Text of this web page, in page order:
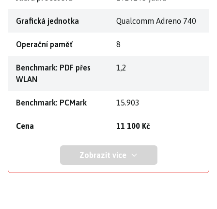
Grafická jednotka Qualcomm Adreno 740
Operační paměť 8
Benchmark: PDF přes
WLAN
1,2
Benchmark: PCMark 15.903
Cena 11 100 Kč
Zobrazit více